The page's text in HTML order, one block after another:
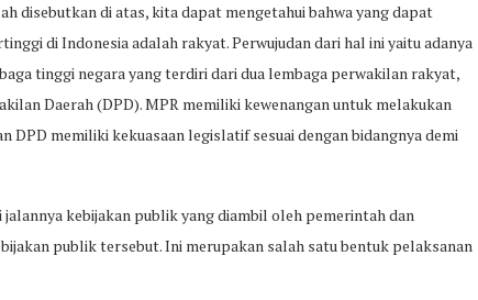
disebutkan di atas, kita dapat mengetahui bahwa yang dapat
di Indonesia adalah rakyat. Perwujudan dari hal ini yaitu adanya
tinggi negara yang terdiri dari dua lembaga perwakilan rakyat,
Daerah (DPD). MPR memiliki kewenangan untuk melakukan
DPD memiliki kekuasaan legislatif sesuai dengan bidangnya demi
jalannya kebijakan publik yang diambil oleh pemerintah dan
publik tersebut. Ini merupakan salah satu bentuk pelaksanan